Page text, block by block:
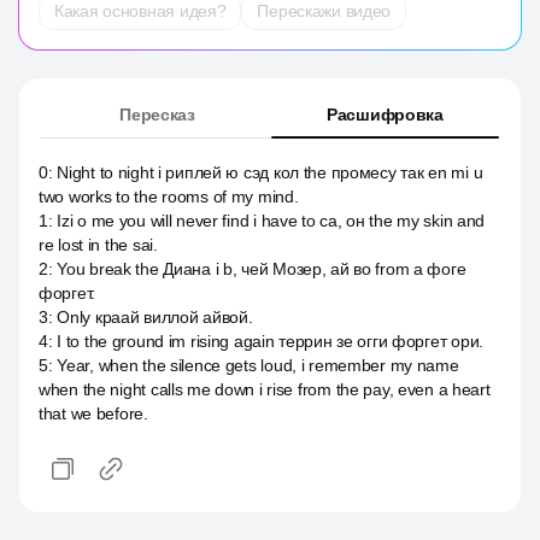
Какая основная идея?
Перескажи видео
Пересказ Расшифровка
0: Night to night i риплей ю сэд кол the промесу так en mi u
two works to the rooms of my mind.
1 : Izi о me you will never find i have to са, он the my skin and
re lost in the sai.
2:You break the Диана i b, чей Мозер, ай во from a фоге
форгет.
3:Only краай виллой айвой.
4: I to the ground im rising again террин зе огги форгет ори.
5:Year, when the silence gets loud, i remember my name
when the night calls me down i rise from the pay, even a heart
that we before.